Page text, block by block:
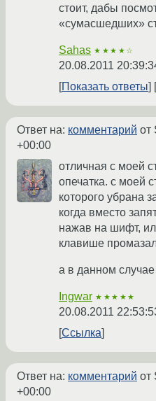
стоит, дабы
«сумасшедших»
Sahas ★★★★☆
20.08.2011
Показать ответы
Ответ на: комментарий от
+00:00
отличная с моей
опечатка. с моей
которого убрана
когда вместо
нажав на шифт,
клавише
а в данном
Ingwar ★★★★★
20.08.2011
Ссылка
Ответ на: комментарий от
+00:00